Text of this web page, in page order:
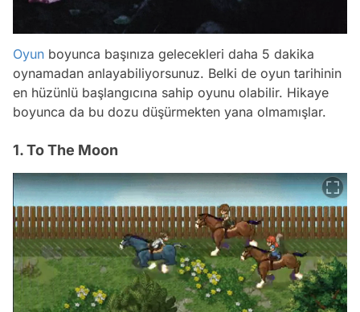
Oyun boyunca başınıza gelecekleri daha 5 dakika
oynamadan anlayabiliyorsunuz. Belki de oyun tarihinin
en hüzünlü başlangıcına sahip oyunu olabilir. Hikaye
boyunca da bu dozu düşürmekten yana olmamışlar.
1. To The Moon